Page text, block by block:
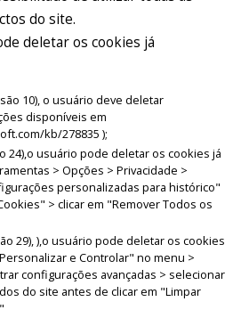
do site.
deletar os cookies já
10), o usuário deve deletar
disponíveis em
kb/278835 );
24),o usuário pode deletar os cookies já
> Opções > Privacidade >
personalizadas para histórico"
> clicar em "Remover Todos os
29), ),o usuário pode deletar os cookies
e Controlar" no menu >
configurações avançadas > selecionar
do site antes de clicar em "Limpar